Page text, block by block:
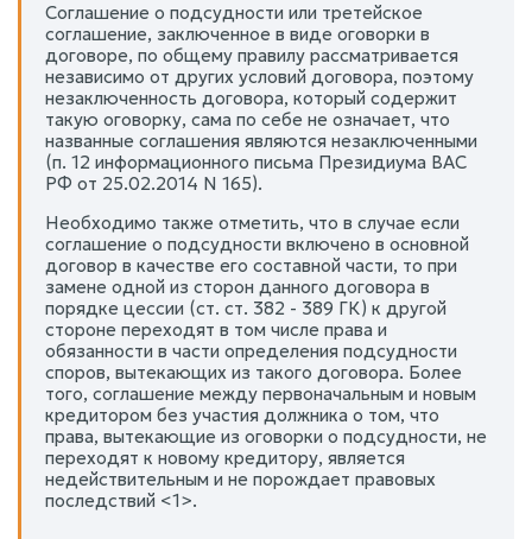
Соглашение о подсудности или третейское
соглашение, заключенное в виде оговорки в
договоре, по общему правилу рассматривается
независимо от других условий договора, поэтому
незаключенность договора, который содержит
такую оговорку, сама по себе не означает, что
названные соглашения являются незаключенными
(п. 12 информационного письма Президиума ВАС
РФ от 25.02.2014 N 165).
Необходимо также отметить, что в случае если
соглашение о подсудности включено в основной
договор в качестве его составной части, то при
замене одной из сторон данного договора в
порядке цессии (ст. ст. 382 - 389 ГК) к другой
стороне переходят в том числе права и
обязанности в части определения подсудности
споров, вытекающих из такого договора. Более
того, соглашение между первоначальным и новым
кредитором без участия должника о том, что
права, вытекающие из оговорки о подсудности, не
переходят к новому кредитору, является
недействительным и не порождает правовых
последствий <1>.